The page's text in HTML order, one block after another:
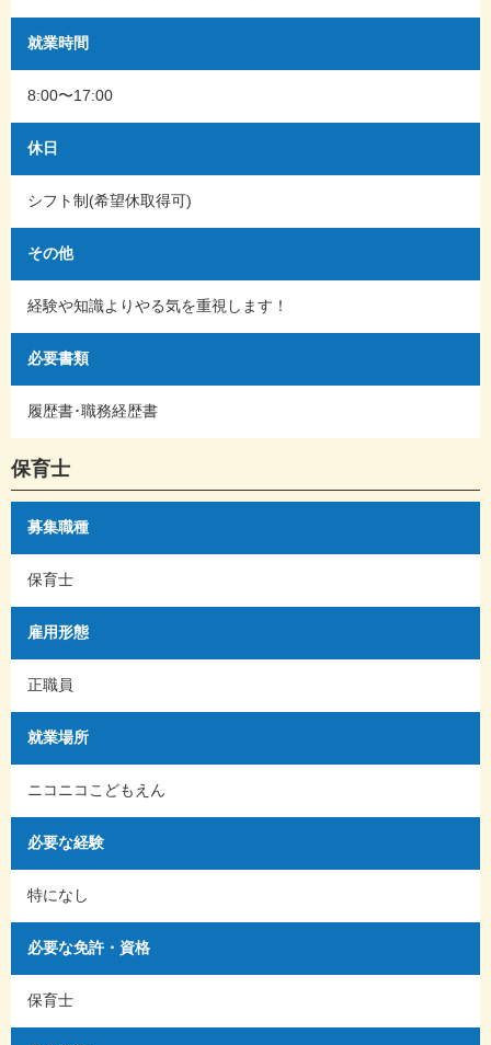
就業時間
8:00〜17:00
休日
シフト制(希望休取得可)
その他
経験や知識よりやる気を重視します！
必要書類
履歴書･職務経歴書
保育士
募集職種
保育士
雇用形態
正職員
就業場所
ニコニコこどもえん
必要な経験
特になし
必要な免許・資格
保育士